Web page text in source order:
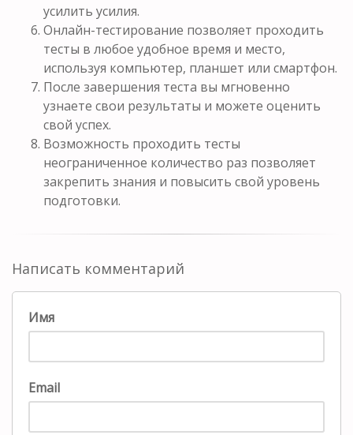
усилить усилия.
Онлайн-тестирование позволяет проходить
тесты в любое удобное время и место,
используя компьютер, планшет или смартфон.
После завершения теста вы мгновенно
узнаете свои результаты и можете оценить
свой успех.
Возможность проходить тесты
неограниченное количество раз позволяет
закрепить знания и повысить свой уровень
подготовки.
Написать комментарий
Имя
Email